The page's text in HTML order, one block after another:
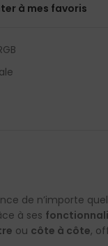
à mes favoris
de n’importe
à ses
ou côte à côte,